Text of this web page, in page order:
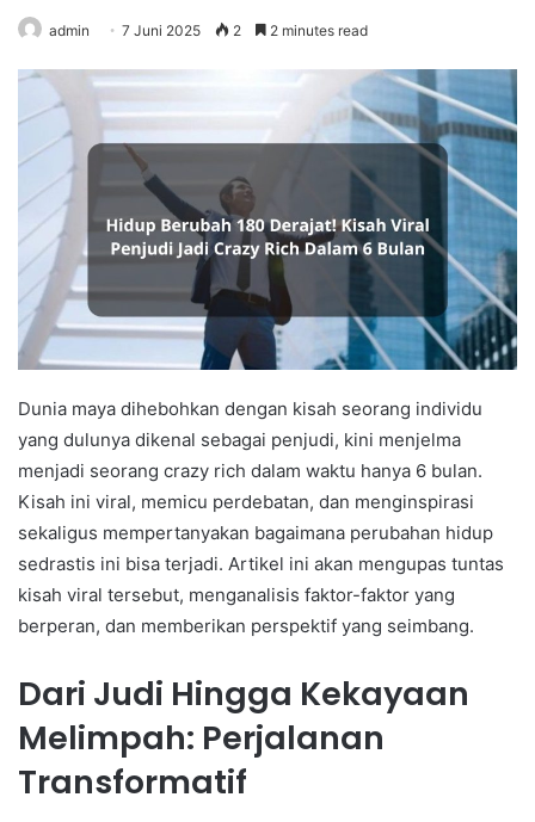
admin 7 Juni 2025 2 2 minutes read
Dunia maya dihebohkan dengan kisah seorang individu
yang dulunya dikenal sebagai penjudi, kini menjelma
menjadi seorang crazy rich dalam waktu hanya 6 bulan.
Kisah ini viral, memicu perdebatan, dan menginspirasi
sekaligus mempertanyakan bagaimana perubahan hidup
sedrastis ini bisa terjadi. Artikel ini akan mengupas tuntas
kisah viral tersebut, menganalisis faktor-faktor yang
berperan, dan memberikan perspektif yang seimbang.
Dari Judi Hingga Kekayaan
Melimpah: Perjalanan
Transformatif